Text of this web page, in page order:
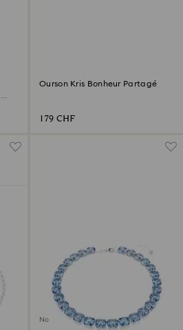
Ourson Kris Bonheur Partagé
179 CHF
Nouveau